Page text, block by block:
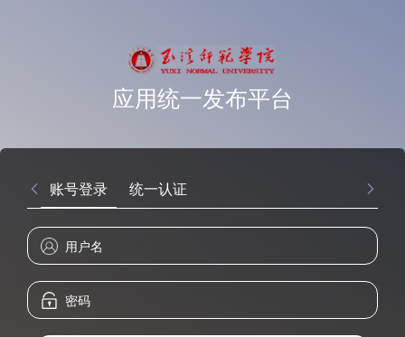
应用统一发布平台
账号登录 统一认证